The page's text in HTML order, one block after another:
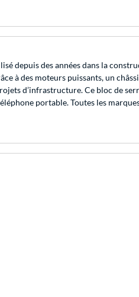
depuis des années dans la
à des moteurs puissants, un
d’infrastructure. Ce bloc de
portable. Toutes les